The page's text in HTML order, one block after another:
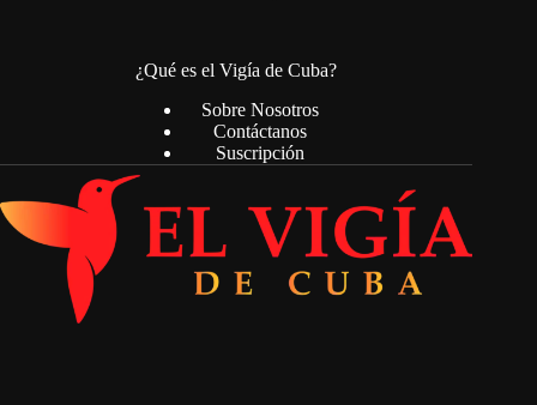
¿Qué es el Vigía de Cuba?
Sobre Nosotros
Contáctanos
Suscripción